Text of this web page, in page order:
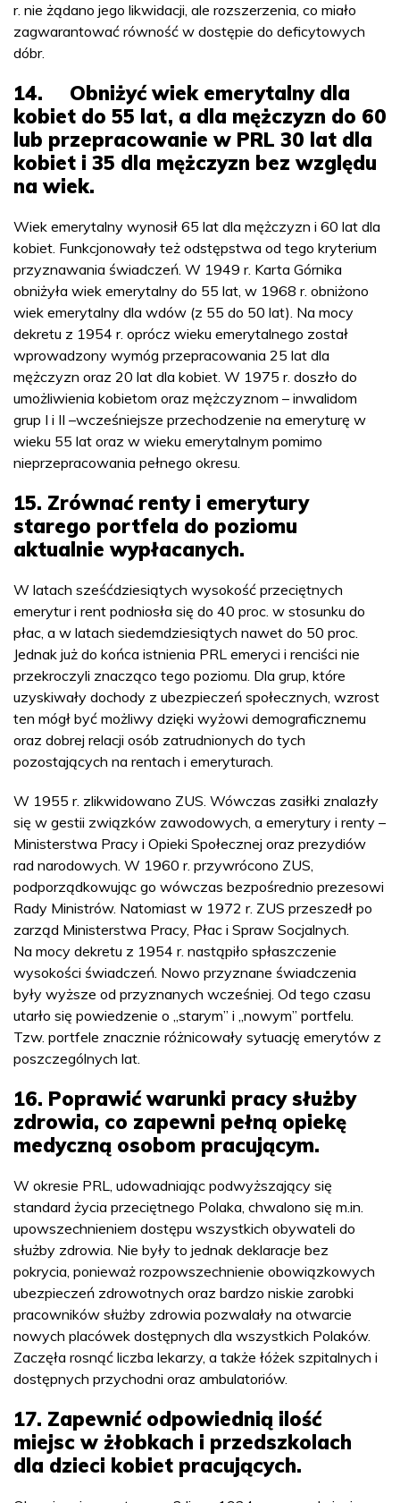
r. nie żądano jego likwidacji, ale rozszerzenia, co miało
zagwarantować równość w dostępie do deficytowych
dóbr.
14. Obniżyć wiek emerytalny dla
kobiet do 55 lat, a dla mężczyzn do 60
lub przepracowanie w PRL 30 lat dla
kobiet i 35 dla mężczyzn bez względu
na wiek.
Wiek emerytalny wynosił 65 lat dla mężczyzn i 60 lat dla
kobiet. Funkcjonowały też odstępstwa od tego kryterium
przyznawania świadczeń. W 1949 r. Karta Górnika
obniżyła wiek emerytalny do 55 lat, w 1968 r. obniżono
wiek emerytalny dla wdów (z 55 do 50 lat). Na mocy
dekretu z 1954 r. oprócz wieku emerytalnego został
wprowadzony wymóg przepracowania 25 lat dla
mężczyzn oraz 20 lat dla kobiet. W 1975 r. doszło do
umożliwienia kobietom oraz mężczyznom – inwalidom
grup I i II –wcześniejsze przechodzenie na emeryturę w
wieku 55 lat oraz w wieku emerytalnym pomimo
nieprzepracowania pełnego okresu.
15. Zrównać renty i emerytury
starego portfela do poziomu
aktualnie wypłacanych.
W latach sześćdziesiątych wysokość przeciętnych
emerytur i rent podniosła się do 40 proc. w stosunku do
płac, a w latach siedemdziesiątych nawet do 50 proc.
Jednak już do końca istnienia PRL emeryci i renciści nie
przekroczyli znacząco tego poziomu. Dla grup, które
uzyskiwały dochody z ubezpieczeń społecznych, wzrost
ten mógł być możliwy dzięki wyżowi demograficznemu
oraz dobrej relacji osób zatrudnionych do tych
pozostających na rentach i emeryturach.
W 1955 r. zlikwidowano ZUS. Wówczas zasiłki znalazły
się w gestii związków zawodowych, a emerytury i renty –
Ministerstwa Pracy i Opieki Społecznej oraz prezydiów
rad narodowych. W 1960 r. przywrócono ZUS,
podporządkowując go wówczas bezpośrednio prezesowi
Rady Ministrów. Natomiast w 1972 r. ZUS przeszedł po
zarząd Ministerstwa Pracy, Płac i Spraw Socjalnych.
Na mocy dekretu z 1954 r. nastąpiło spłaszczenie
wysokości świadczeń. Nowo przyznane świadczenia
były wyższe od przyznanych wcześniej. Od tego czasu
utarło się powiedzenie o „starym” i „nowym” portfelu.
Tzw. portfele znacznie różnicowały sytuację emerytów z
poszczególnych lat.
16. Poprawić warunki pracy służby
zdrowia, co zapewni pełną opiekę
medyczną osobom pracującym.
W okresie PRL, udowadniając podwyższający się
standard życia przeciętnego Polaka, chwalono się m.in.
upowszechnieniem dostępu wszystkich obywateli do
służby zdrowia. Nie były to jednak deklaracje bez
pokrycia, ponieważ rozpowszechnienie obowiązkowych
ubezpieczeń zdrowotnych oraz bardzo niskie zarobki
pracowników służby zdrowia pozwalały na otwarcie
nowych placówek dostępnych dla wszystkich Polaków.
Zaczęła rosnąć liczba lekarzy, a także łóżek szpitalnych i
dostępnych przychodni oraz ambulatoriów.
17. Zapewnić odpowiednią ilość
miejsc w żłobkach i przedszkolach
dla dzieci kobiet pracujących.